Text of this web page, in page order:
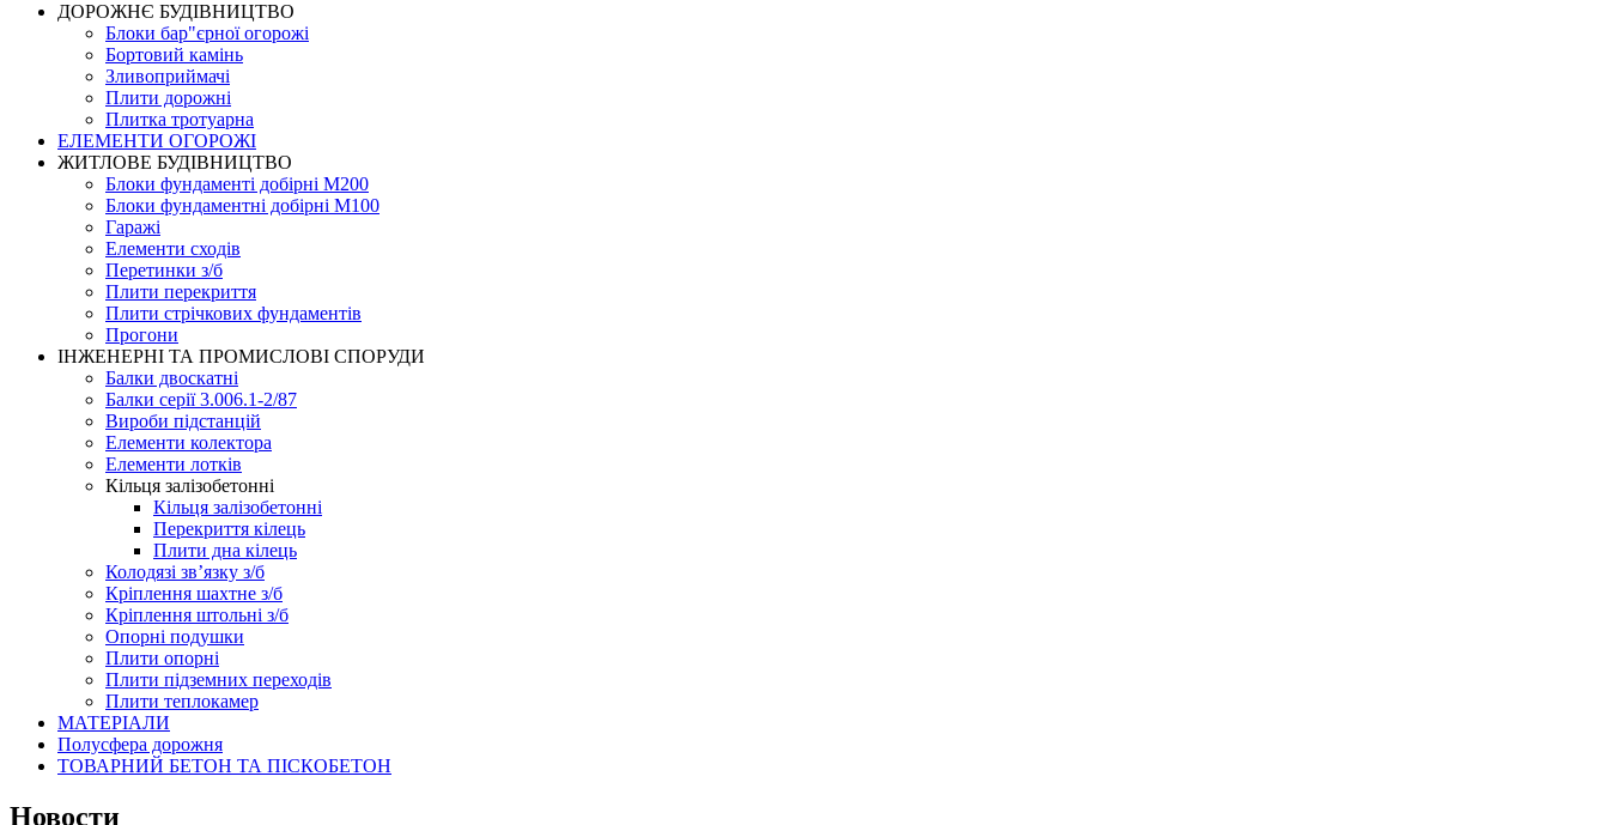
ДОРОЖНЄ БУДIВНИЦТВО
Блоки бар"єрної огорожі
Бортовий камінь
Зливоприймачі
Плити дорожні
Плитка тротуарна
ЕЛЕМЕНТИ ОГОРОЖІ
ЖИТЛОВЕ БУДIВНИЦТВО
Блоки фундаменті добірні М200
Блоки фундаментні добірні М100
Гаражі
Елементи сходів
Перетинки з/б
Плити перекриття
Плити стрічкових фундаментів
Прогони
ІНЖЕНЕРНІ ТА ПРОМИСЛОВІ СПОРУДИ
Балки двоскатні
Балки серії 3.006.1-2/87
Вироби підстанцій
Елементи колектора
Елементи лотків
Кільця залізобетонні
Кільця залізобетонні
Перекриття кілець
Плити дна кілець
Колодязі зв’язку з/б
Кріплення шахтне з/б
Кріплення штольні з/б
Опорні подушки
Плити опорні
Плити підземних переходів
Плити теплокамер
МАТЕРІАЛИ
Полусфера дорожня
ТОВАРНИЙ БЕТОН ТА ПІСКОБЕТОН
Новости